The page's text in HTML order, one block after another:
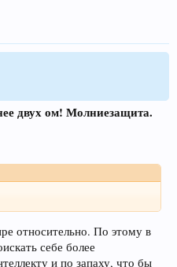
двух ом! Молниезащита.
относительно. По этому в
себе более
и по запаху, что бы